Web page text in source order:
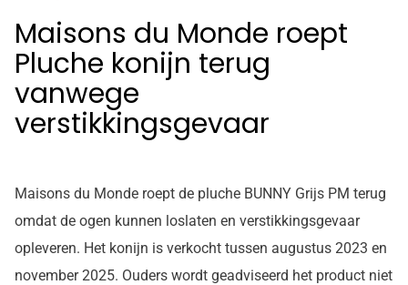
Maisons du Monde roept
Pluche konijn terug
vanwege
verstikkingsgevaar
Maisons du Monde roept de pluche BUNNY Grijs PM terug
omdat de ogen kunnen loslaten en verstikkingsgevaar
opleveren. Het konijn is verkocht tussen augustus 2023 en
november 2025. Ouders wordt geadviseerd het product niet